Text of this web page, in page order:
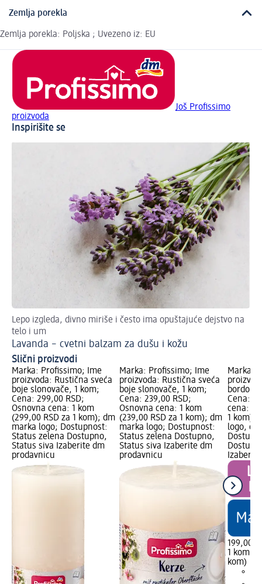
Zemlja porekla
Zemlja porekla: Poljska ; Uvezeno iz: EU
Još Profissimo
proizvoda
Inspirišite se
Lepo izgleda, divno miriše i često ima opuštajuće dejstvo na
telo i um
Lavanda – cvetni balzam za dušu i kožu
Slični proizvodi
Marka: Profissimo; Ime
proizvoda: Rustična sveća
boje slonovače, 1 kom;
Cena: 299,00 RSD;
Osnovna cena: 1 kom
(299,00 RSD za 1 kom); dm
marka logo; Dostupnost:
Status zelena Dostupno,
Status siva Izaberite dm
prodavnicu
Marka: Profissimo; Ime
proizvoda: Rustična sveća
boje slonovače, 1 kom;
Cena: 239,00 RSD;
Osnovna cena: 1 kom
(239,00 RSD za 1 kom); dm
marka logo; Dostupnost:
Status zelena Dostupno,
Status siva Izaberite dm
prodavnicu
Marka:
bordo -
Cena:
cena: 1
1 kom);
logo,
199,00
1 kom
kom)